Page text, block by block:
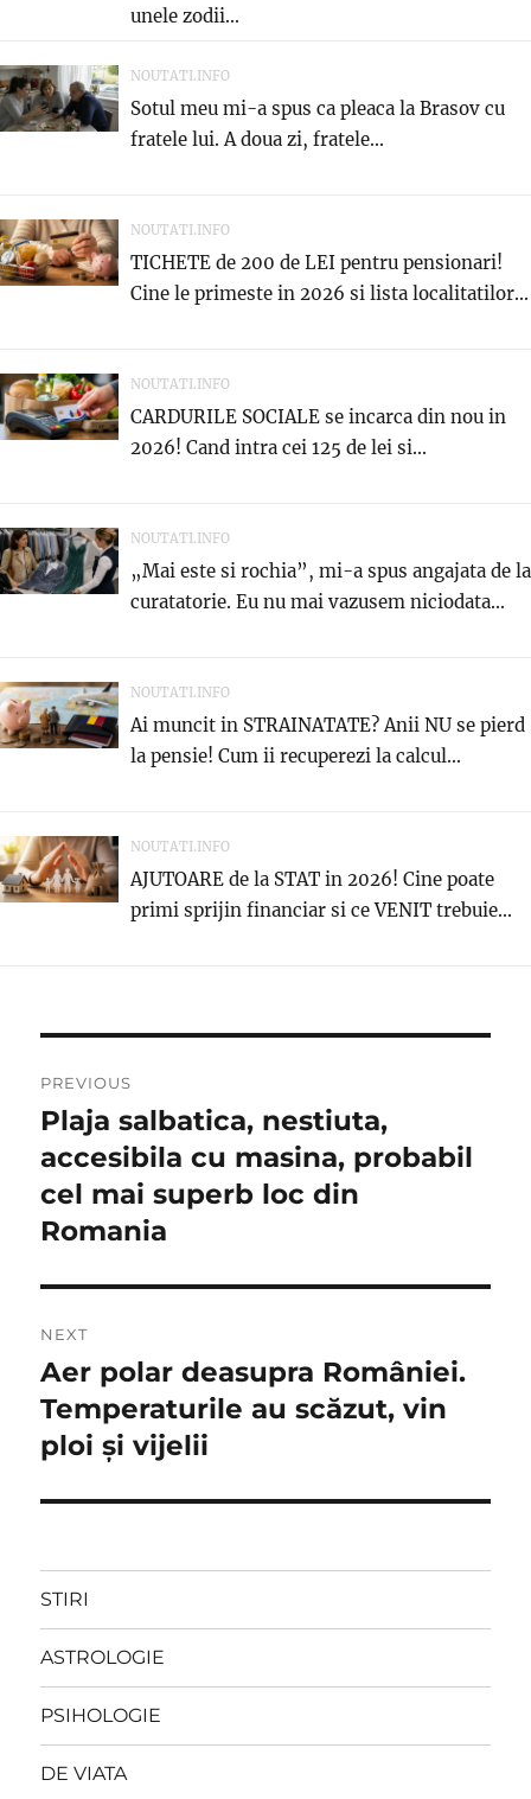
unele zodii...
NOUTATI.INFO
Sotul meu mi-a spus ca pleaca la Brasov cu
fratele lui. A doua zi, fratele...
NOUTATI.INFO
TICHETE de 200 de LEI pentru pensionari!
Cine le primeste in 2026 si lista localitatilor...
NOUTATI.INFO
CARDURILE SOCIALE se incarca din nou in
2026! Cand intra cei 125 de lei si...
NOUTATI.INFO
„Mai este si rochia”, mi-a spus angajata de la
curatatorie. Eu nu mai vazusem niciodata...
NOUTATI.INFO
Ai muncit in STRAINATATE? Anii NU se pierd
la pensie! Cum ii recuperezi la calcul...
NOUTATI.INFO
AJUTOARE de la STAT in 2026! Cine poate
primi sprijin financiar si ce VENIT trebuie...
în
articole
PREVIOUS
Previous
post:
Plaja salbatica, nestiuta,
accesibila cu masina, probabil
cel mai superb loc din
Romania
NEXT
Next
post:
Aer polar deasupra României.
Temperaturile au scăzut, vin
ploi și vijelii
STIRI
ASTROLOGIE
PSIHOLOGIE
DE VIATA